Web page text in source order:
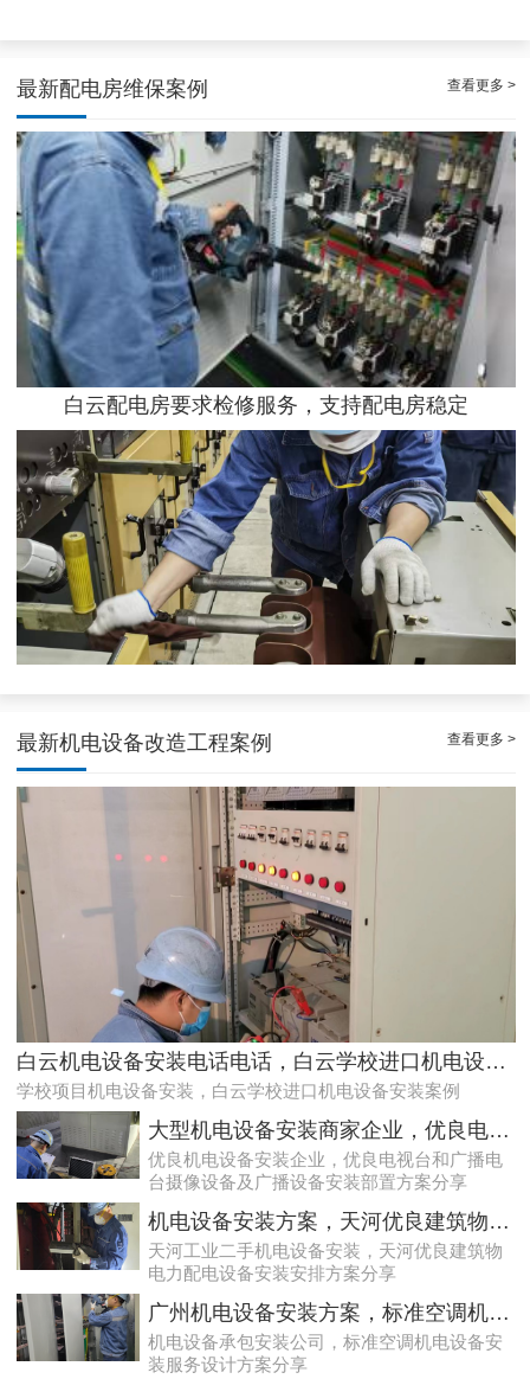
最新配电房维保案例 查看更多 >
广州配电房维保案例|防备重伤事故
白云配电房要求检修服务，支持配电房稳定
稳定且有力广州配电房巡检服务，减低缺陷状态发生几率
专家的荔湾配电房10kV检查服务，维持市场运作
最新机电设备改造工程案例 查看更多 >
白云机电设备安装电话电话，白云学校进口机电设备安装案例
学校项目机电设备安装，白云学校进口机电设备安装案例
大型机电设备安装商家企业，优良电视台和广播电台摄像设备及广播设备安装部置方案分享
优良机电设备安装企业，优良电视台和广播电
台摄像设备及广播设备安装部置方案分享
机电设备安装方案，天河优良建筑物电力配电设备安装安排方案分享
天河工业二手机电设备安装，天河优良建筑物
电力配电设备安装安排方案分享
广州机电设备安装方案，标准空调机电设备安装服务设计方案分享
机电设备承包安装公司，标准空调机电设备安
装服务设计方案分享